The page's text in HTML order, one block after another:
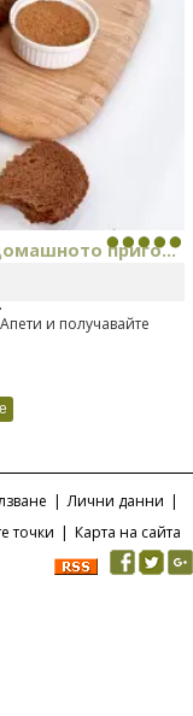
приго...
на изцяло нов
и получавайте
| Лични данни |
точки | Карта на сайта